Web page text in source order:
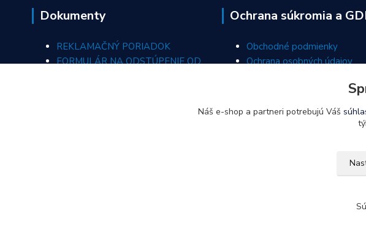
Dokumenty
REKLAMAČNÝ PORIADOK
FORMULÁR NA ODSTÚPENIE OD
Ochrana súkromia a
Obchodné podmienky
Ochrana osobných údajov
Náš e-shop a partneri potrebujú Váš